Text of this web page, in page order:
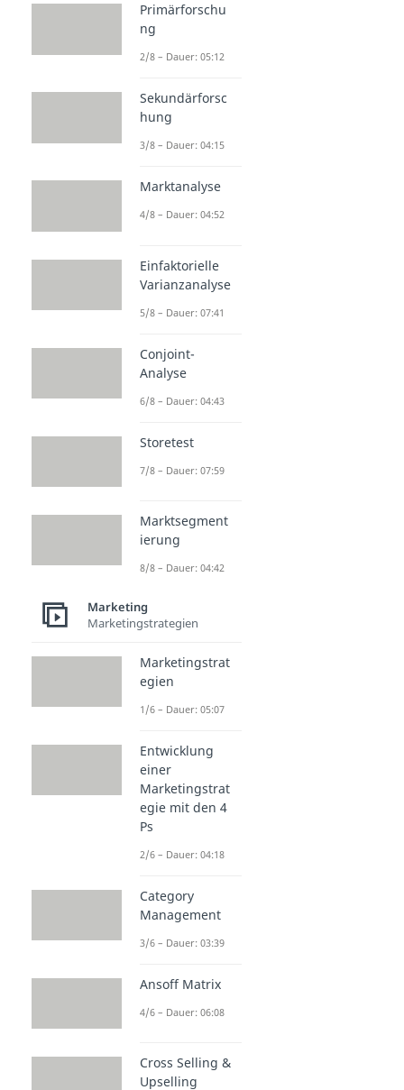
Marktpotenzial
Dauer: 04:09
Marktsättigung
Primärforschu
ng
2/8 – Dauer: 05:12
Sekundärforsc
hung
3/8 – Dauer: 04:15
Marktanalyse
4/8 – Dauer: 04:52
Einfaktorielle
Varianzanalyse
5/8 – Dauer: 07:41
Conjoint-
Analyse
6/8 – Dauer: 04:43
Storetest
7/8 – Dauer: 07:59
Marktsegment
ierung
8/8 – Dauer: 04:42
Marketing
Marketingstrategien
Marketingstrat
egien
1/6 – Dauer: 05:07
Entwicklung
einer
Marketingstrat
egie mit den 4
Ps
2/6 – Dauer: 04:18
Category
Management
3/6 – Dauer: 03:39
Ansoff Matrix
4/6 – Dauer: 06:08
Cross Selling &
Upselling